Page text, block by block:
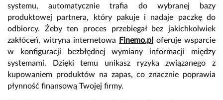
systemu, automatycznie trafia do wybranej bazy
produktowej partnera, który pakuje i nadaje paczkę do
odbiorcy. Żeby ten proces przebiegał bez jakichkolwiek
zakłóceń, witryna internetowa
Finemo.pl
oferuje wsparcie
w konfiguracji bezbłędnej wymiany informacji między
systemami. Dzięki temu unikasz ryzyka związanego z
kupowaniem produktów na zapas, co znacznie poprawia
płynność finansową Twojej firmy.